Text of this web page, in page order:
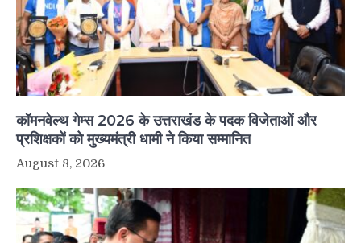
कॉमनवेल्थ गेम्स 2026 के उत्तराखंड के पदक विजेताओं और
प्रशिक्षकों को मुख्यमंत्री धामी ने किया सम्मानित
August 8, 2026